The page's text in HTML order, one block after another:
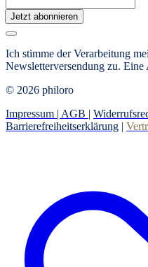
Jetzt abonnieren
Ich stimme der Verarbeitung
Newsletterversendung zu.
© 2026 philoro
Impressum | AGB |
Barrierefreiheitserklärung |